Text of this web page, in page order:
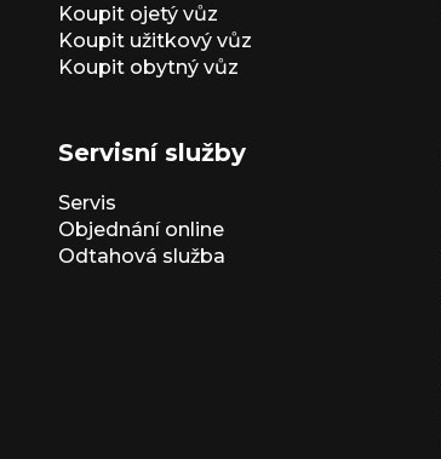
Koupit ojetý vůz
Koupit užitkový vůz
Koupit obytný vůz
Servisní služby
Servis
Objednání online
Odtahová služba